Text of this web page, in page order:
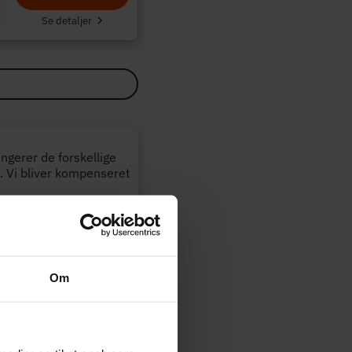
Om
Se detaljer
de forskellige
Vi bliver kompenseret
29-07-2026